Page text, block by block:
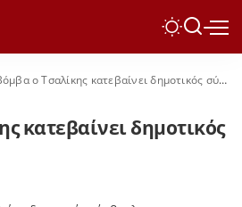
ο Τσαλίκης κατεβαίνει δημοτικός σύμβουλος
κατεβαίνει δημοτικός